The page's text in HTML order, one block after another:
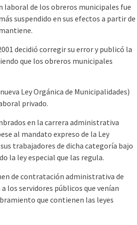
laboral de los obreros municipales fue
suspendido en sus efectos a partir de
decidió corregir su error y publicó la
que los obreros municipales
Ley Orgánica de Municipalidades)
privado.
en la carrera administrativa
al mandato expreso de la Ley
trabajadores de dicha categoría bajo
la ley especial que las regula.
de contratación administrativa de
los servidores públicos que venían
que contienen las leyes